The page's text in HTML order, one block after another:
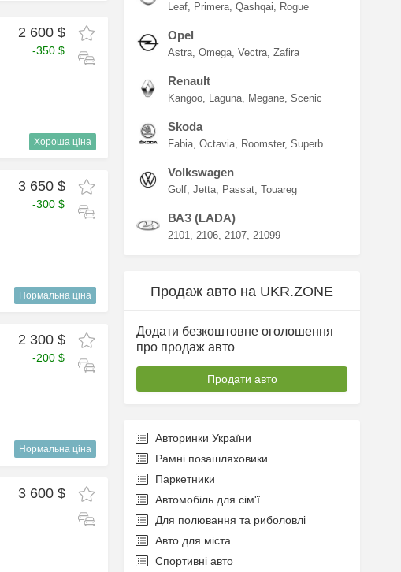
2 600 $
-350 $
Хороша ціна
3 650 $
-300 $
Нормальна ціна
2 300 $
-200 $
Нормальна ціна
3 600 $
Leaf Primera Qashqai Rogue
Opel
Astra Omega Vectra Zafira
Renault
Kangoo Laguna Megane Scenic
Skoda
Fabia Octavia Roomster Superb
Volkswagen
Golf Jetta Passat Touareg
ВАЗ (LADA)
2101 2106 2107 21099
Продаж авто на UKR.ZONE
Додати безкоштовне оголошення
про продаж авто
Продати авто
Авторинки України
Рамні позашляховики
Паркетники
Автомобіль для сім'ї
Для полювання та риболовлі
Авто для міста
Спортивні авто